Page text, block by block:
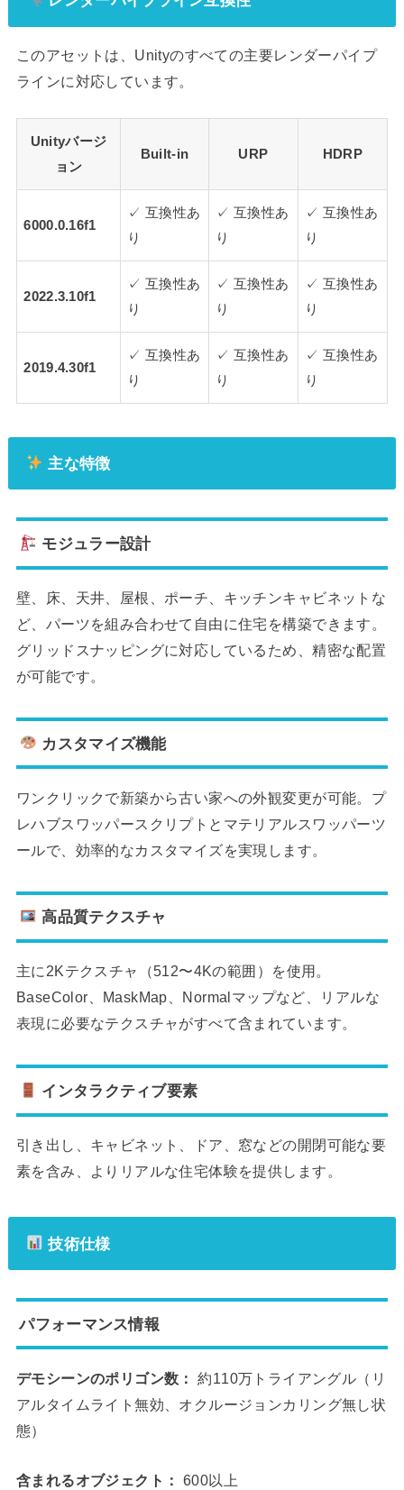
このアセットは、Unityのすべての主要レンダーパイプ
ラインに対応しています。
Unityバージ
ョン
Built-in URP HDRP
6000.0.16f1
✓ 互換性あ
り
✓ 互換性あ
り
✓ 互換性あ
り
2022.3.10f1
✓ 互換性あ
り
✓ 互換性あ
り
✓ 互換性あ
り
2019.4.30f1
✓ 互換性あ
り
✓ 互換性あ
り
✓ 互換性あ
り
主な特徴
モジュラー設計
壁、床、天井、屋根、ポーチ、キッチンキャビネットな
ど、パーツを組み合わせて自由に住宅を構築できます。
グリッドスナッピングに対応しているため、精密な配置
が可能です。
カスタマイズ機能
ワンクリックで新築から古い家への外観変更が可能。プ
レハブスワッパースクリプトとマテリアルスワッパーツ
ールで、効率的なカスタマイズを実現します。
高品質テクスチャ
主に2Kテクスチャ（512〜4Kの範囲）を使用。
BaseColor、MaskMap、Normalマップなど、リアルな
表現に必要なテクスチャがすべて含まれています。
インタラクティブ要素
引き出し、キャビネット、ドア、窓などの開閉可能な要
素を含み、よりリアルな住宅体験を提供します。
技術仕様
パフォーマンス情報
デモシーンのポリゴン数：
約110万トライアングル（リ
アルタイムライト無効、オクルージョンカリング無し状
態）
含まれるオブジェクト： 600以上